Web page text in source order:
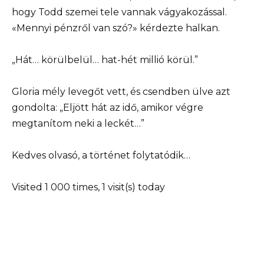
hogy Todd szemei tele vannak vágyakozással.
«Mennyi pénzről van szó?» kérdezte halkan.
„Hát… körülbelül… hat-hét millió körül.”
Gloria mély levegőt vett, és csendben ülve azt
gondolta: „Eljött hát az idő, amikor végre
megtanítom neki a leckét…”
Kedves olvasó, a történet folytatódik…
Visited 1 000 times, 1 visit(s) today